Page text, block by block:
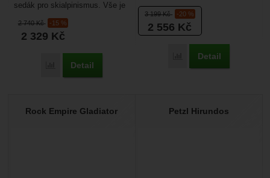
2 740Kč -15 %
2 329 Kč
Porovnat
Detail
sedák pro skialpinismus. Vše je
(120 g)....
3 199Kč -20 %
2 556 Kč
Porovnat
Detail
úvazek, jistící...
Rock Empire Gladiator Petzl Hirundos